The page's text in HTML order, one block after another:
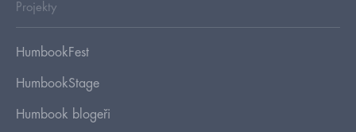
Projekty
HumbookFest
HumbookStage
Humbook blogeři